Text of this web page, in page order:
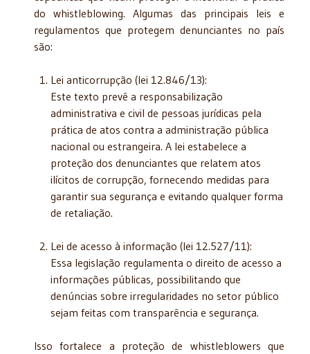
do whistleblowing. Algumas das principais leis e
regulamentos que protegem denunciantes no país
são:
Lei anticorrupção (lei 12.846/13):
Este texto prevê a responsabilização
administrativa e civil de pessoas jurídicas pela
prática de atos contra a administração pública
nacional ou estrangeira. A lei estabelece a
proteção dos denunciantes que relatem atos
ilícitos de corrupção, fornecendo medidas para
garantir sua segurança e evitando qualquer forma
de retaliação.
Lei de acesso à informação (lei 12.527/11):
Essa legislação regulamenta o direito de acesso a
informações públicas, possibilitando que
denúncias sobre irregularidades no setor público
sejam feitas com transparência e segurança.
Isso fortalece a proteção de whistleblowers que